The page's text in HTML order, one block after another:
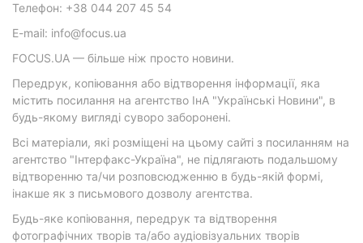
Телефон: +38 044 207 45 54
E-mail: info@focus.ua
FOCUS.UA — більше ніж просто новини.
Передрук, копіювання або відтворення інформації, яка
містить посилання на агентство ІнА "Українські Новини", в
будь-якому вигляді суворо заборонені.
Всі матеріали, які розміщені на цьому сайті з посиланням на
агентство "Інтерфакс-Україна", не підлягають подальшому
відтворенню та/чи розповсюдженню в будь-якій формі,
інакше як з письмового дозволу агентства.
Будь-яке копіювання, передрук та відтворення
фотографічних творів та/або аудіовізуальних творів